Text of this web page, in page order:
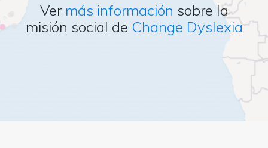
Ver más información sobre la
misión social de Change Dyslexia